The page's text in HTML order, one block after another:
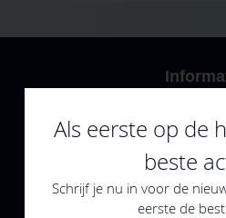
nieuwsbrief
Over ons
Verzending &
Als eerste op de
beste
Schrijf je nu in voor de
eerste de